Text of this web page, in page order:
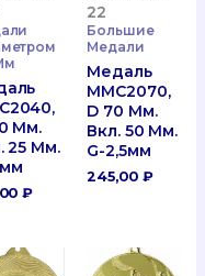
Мм.
25 Мм.
₽
22
Большие
Медали
Медаль
MMC2070,
D 70 Мм.
Вкл. 50 Мм.
G-2,5мм
245,00 ₽